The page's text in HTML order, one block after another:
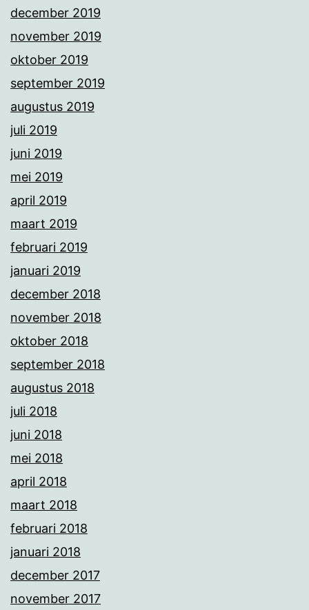
december 2019
november 2019
oktober 2019
september 2019
augustus 2019
juli 2019
juni 2019
mei 2019
april 2019
maart 2019
februari 2019
januari 2019
december 2018
november 2018
oktober 2018
september 2018
augustus 2018
juli 2018
juni 2018
mei 2018
april 2018
maart 2018
februari 2018
januari 2018
december 2017
november 2017